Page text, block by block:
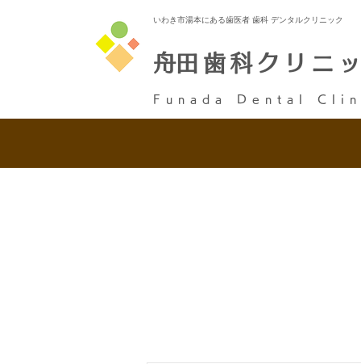
いわき市湯本にある歯医者 歯科 デンタルクリニック
舟田歯科クリニ
Funada Dental